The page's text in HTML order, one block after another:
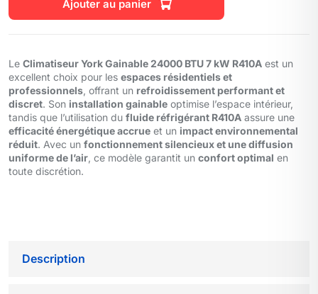
Ajouter au panier
Le Climatiseur York Gainable 24000 BTU 7 kW R410A est un
excellent choix pour les espaces résidentiels et
professionnels , offrant un refroidissement performant et
discret. Son installation gainable optimise l’espace intérieur,
tandis que l’utilisation du fluide réfrigérant R410A assure une
efficacité énergétique accrue et un impact environnemental
réduit. Avec un fonctionnement silencieux et une diffusion
uniforme de l’air , ce modèle garantit un confort optimal en
toute discrétion.
Description